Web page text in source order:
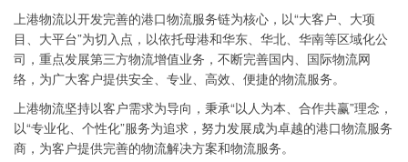
上港物流以开发完善的港口物流服务链为核心，以“大客户、大项
目、大平台”为切入点，以依托母港和华东、华北、华南等区域化公
司，重点发展第三方物流增值业务，不断完善国内、国际物流网
络，为广大客户提供安全、专业、高效、便捷的物流服务。
上港物流坚持以客户需求为导向，秉承“以人为本、合作共赢”理念，
以“专业化、个性化”服务为追求，努力发展成为卓越的港口物流服务
商，为客户提供完善的物流解决方案和物流服务。